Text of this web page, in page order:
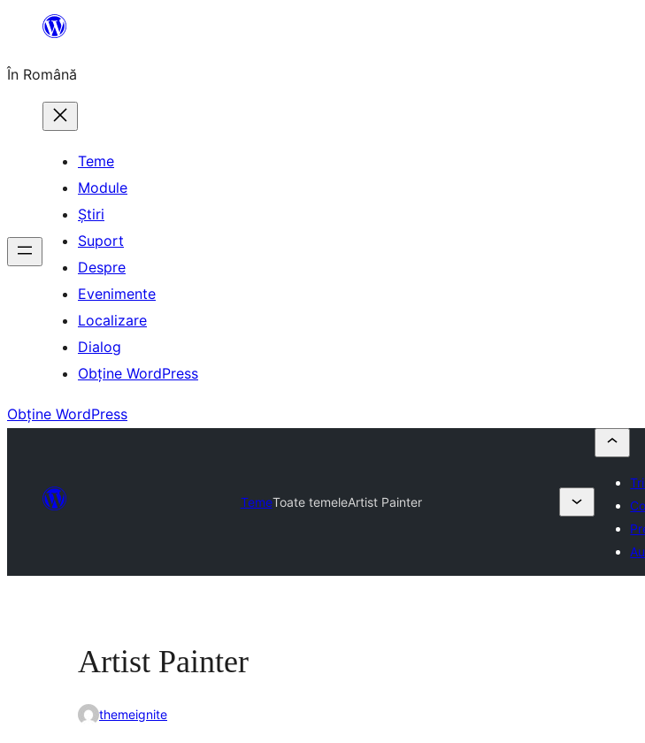
conținut
În Română
Teme
Module
Știri
Suport
Despre
Evenimente
Localizare
Dialog
Obține WordPress
Obține WordPress
TemeToate temeleArtist Painter
Artist Painter
themeignite